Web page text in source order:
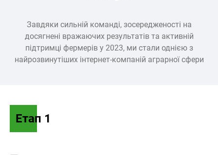
Завдяки сильній команді, зосередженості на
досягнені вражаючих результатів та активній
підтримці фермерів у 2023, ми стали однією з
найрозвинутіших інтернет-компаній аграрної сфери
Етап 1